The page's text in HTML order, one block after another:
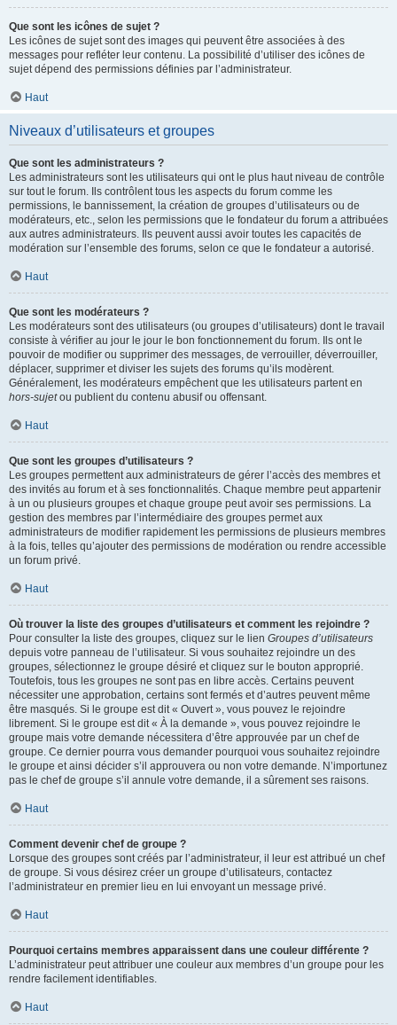
Que sont les icônes de sujet ?
Les icônes de sujet sont des images qui peuvent être associées à des
messages pour refléter leur contenu. La possibilité d’utiliser des icônes de
sujet dépend des permissions définies par l’administrateur.
Haut
Niveaux d’utilisateurs et groupes
Que sont les administrateurs ?
Les administrateurs sont les utilisateurs qui ont le plus haut niveau de contrôle
sur tout le forum. Ils contrôlent tous les aspects du forum comme les
permissions, le bannissement, la création de groupes d’utilisateurs ou de
modérateurs, etc., selon les permissions que le fondateur du forum a attribuées
aux autres administrateurs. Ils peuvent aussi avoir toutes les capacités de
modération sur l’ensemble des forums, selon ce que le fondateur a autorisé.
Haut
Que sont les modérateurs ?
Les modérateurs sont des utilisateurs (ou groupes d’utilisateurs) dont le travail
consiste à vérifier au jour le jour le bon fonctionnement du forum. Ils ont le
pouvoir de modifier ou supprimer des messages, de verrouiller, déverrouiller,
déplacer, supprimer et diviser les sujets des forums qu’ils modèrent.
Généralement, les modérateurs empêchent que les utilisateurs partent en
hors-sujetou publient du contenu abusif ou offensant.
Haut
Que sont les groupes d’utilisateurs ?
Les groupes permettent aux administrateurs de gérer l’accès des membres et
des invités au forum et à ses fonctionnalités. Chaque membre peut appartenir
à un ou plusieurs groupes et chaque groupe peut avoir ses permissions. La
gestion des membres par l’intermédiaire des groupes permet aux
administrateurs de modifier rapidement les permissions de plusieurs membres
à la fois, telles qu’ajouter des permissions de modération ou rendre accessible
un forum privé.
Haut
Où trouver la liste des groupes d’utilisateurs et comment les rejoindre ?
Pour consulter la liste des groupes, cliquez sur le lien Groupes d’utilisateurs
depuis votre panneau de l’utilisateur. Si vous souhaitez rejoindre un des
groupes, sélectionnez le groupe désiré et cliquez sur le bouton approprié.
Toutefois, tous les groupes ne sont pas en libre accès. Certains peuvent
nécessiter une approbation, certains sont fermés et d’autres peuvent même
être masqués. Si le groupe est dit « Ouvert », vous pouvez le rejoindre
librement. Si le groupe est dit « À la demande », vous pouvez rejoindre le
groupe mais votre demande nécessitera d’être approuvée par un chef de
groupe. Ce dernier pourra vous demander pourquoi vous souhaitez rejoindre
le groupe et ainsi décider s’il approuvera ou non votre demande. N’importunez
pas le chef de groupe s’il annule votre demande, il a sûrement ses raisons.
Haut
Comment devenir chef de groupe ?
Lorsque des groupes sont créés par l’administrateur, il leur est attribué un chef
de groupe. Si vous désirez créer un groupe d’utilisateurs, contactez
l’administrateur en premier lieu en lui envoyant un message privé.
Haut
Pourquoi certains membres apparaissent dans une couleur différente ?
L’administrateur peut attribuer une couleur aux membres d’un groupe pour les
rendre facilement identifiables.
Haut